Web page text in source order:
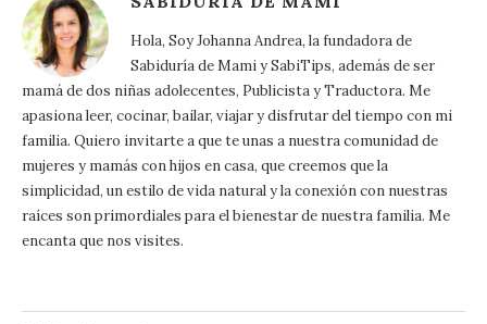
Hola, Soy Johanna Andrea, la fundadora de
Sabiduría de Mami y SabiTips, además de ser
mamá de dos niñas adolecentes, Publicista y Traductora. Me
apasiona leer, cocinar, bailar, viajar y disfrutar del tiempo con mi
familia. Quiero invitarte a que te unas a nuestra comunidad de
mujeres y mamás con hijos en casa, que creemos que la
simplicidad, un estilo de vida natural y la conexión con nuestras
raíces son primordiales para el bienestar de nuestra familia. Me
encanta que nos visites.